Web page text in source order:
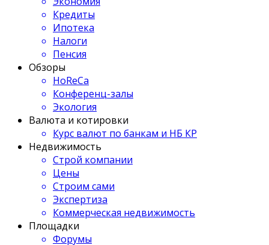
Кредиты
Ипотека
Налоги
Пенсия
Обзоры
HoReCa
Конференц-залы
Экология
Валюта и котировки
Курс валют по банкам и НБ КР
Недвижимость
Строй компании
Цены
Строим сами
Экспертиза
Коммерческая недвижимость
Площадки
Форумы